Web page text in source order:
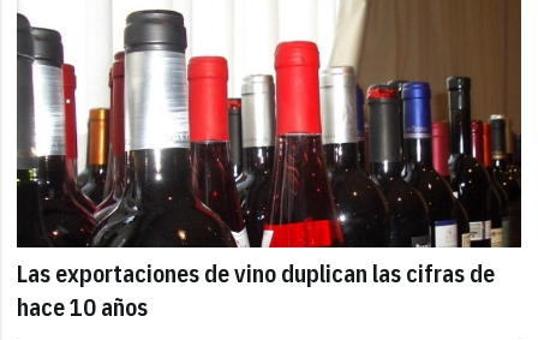
Las exportaciones de vino duplican las cifras de
hace 10 años